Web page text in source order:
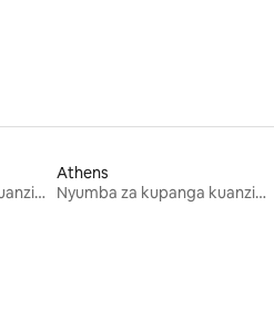
Nyumba za kupanga kuanzia mwezi mmoja
Athens
Nyumba za kupanga kuanzia mwezi mmoja